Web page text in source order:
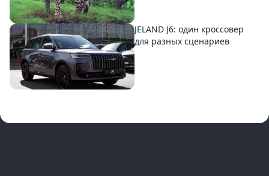
JELAND J6: один кроссовер
для разных сценариев